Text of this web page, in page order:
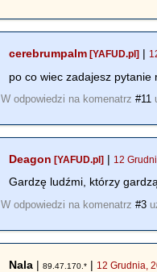
cerebrumpalm [YAFUD.pl] |
po co wiec zadajesz
W odpowiedzi na komenatrz#11
Deagon [YAFUD.pl] | 12
Gardzę ludźmi, którzy
W odpowiedzi na komenatrz#3
Nala |89.47.170.* | 12 Grudnia,